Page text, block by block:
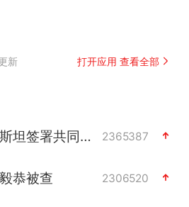
新 打开应用 查看全部
沙特土耳其巴基斯坦签署共同防务协议 2365387
恭被查 2306520